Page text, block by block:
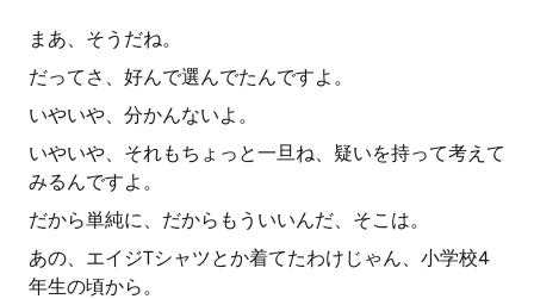
まあ、そうだね。
だってさ、好んで選んでたんですよ。
いやいや、分かんないよ。
いやいや、それもちょっと一旦ね、疑いを持って考えて
みるんですよ。
だから単純に、だからもういいんだ、そこは。
あの、エイジTシャツとか着てたわけじゃん、小学校4
年生の頃から。